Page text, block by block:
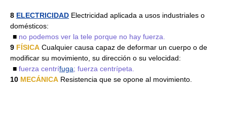
8 ELECTRICIDAD Electricidad aplicada a usos industriales o
domésticos:
■ no podemos ver la tele porque no hay fuerza.
9 FÍSICA Cualquier causa capaz de deformar un cuerpo o de
modificar su movimiento, su dirección o su velocidad:
■ fuerza centrífuga; fuerza centrípeta.
10 MECÁNICA Resistencia que se opone al movimiento.